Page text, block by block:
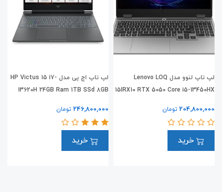
لپ تاپ لنوو مدل Lenovo LOQ
15IRX10 RTX 5050 Core i5-13450HX
204,800,000 تومان
لپ تاپ اچ پی مدل HP Victus 15 i7-
13620H 24GB Ram 1TB SSd 8GB
246,800,000 تومان